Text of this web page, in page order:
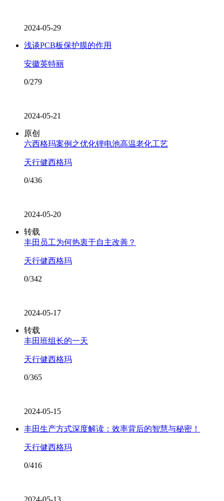
2024-05-29
浅谈PCB板保护膜的作用
安徽英特丽
0/279
2024-05-21
原创
六西格玛案例之优化锂电池高温老化工艺
天行健西格玛
0/436
2024-05-20
转载
丰田员工为何热衷于自主改善？
天行健西格玛
0/342
2024-05-17
转载
丰田班组长的一天
天行健西格玛
0/365
2024-05-15
丰田生产方式深度解读：效率背后的智慧与秘密！
天行健西格玛
0/416
2024-05-13